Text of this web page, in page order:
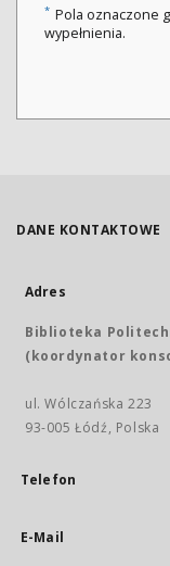
* Pola oznaczone
wypełnienia.
DANE KONTAKTOWE
Adres
Biblioteka
(koordynator
ul. Wólczańska 223
93-005 Łódź, Polska
Telefon
E-Mail